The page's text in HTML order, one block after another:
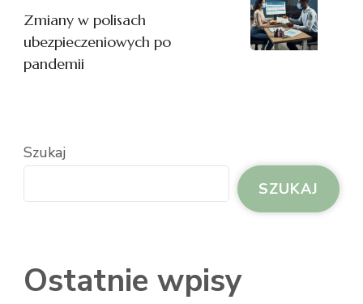
Zmiany w polisach
ubezpieczeniowych po
pandemii
Szukaj
SZUKAJ
Ostatnie wpisy